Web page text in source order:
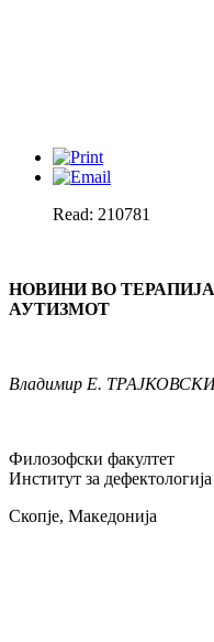
Read: 210781
НОВИНИ ВО
АУТИЗМОТ
Владимир Е.
Филозофски факултет
Институт за дефектологија
Скопје, Македонија